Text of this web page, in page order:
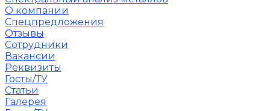
О компании
Спецпредложения
Отзывы
Сотрудники
Вакансии
Реквизиты
Госты/ТУ
Статьи
Галерея